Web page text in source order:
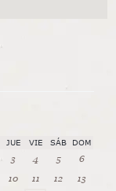
JUE VIE SÁB DOM
3 4 5
6
10 11 12
13